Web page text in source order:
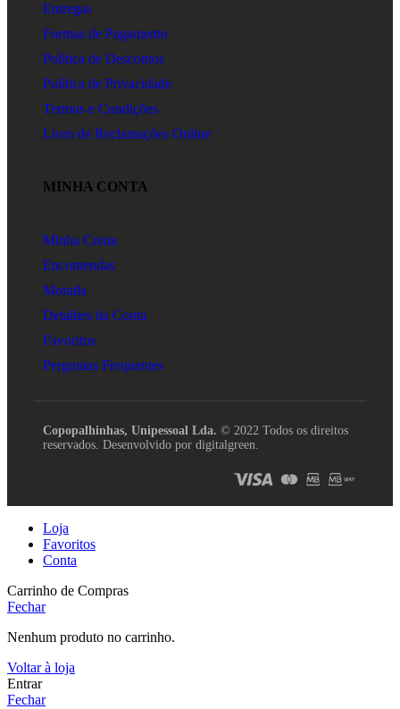
Entregas
Formas de Pagamento
Política de Descontos
Política de Privacidade
Termos e Condições
Livro de Reclamações Online
MINHA CONTA
Minha Conta
Encomendas
Morada
Detalhes da Conta
Favoritos
Perguntas Frequentes
Copopalhinhas, Unipessoal Lda. © 2022 Todos os direitos
reservados. Desenvolvido por digitalgreen.
Loja
Favoritos
Conta
Carrinho de Compras
Fechar
Nenhum produto no carrinho.
Voltar à loja
Entrar
Fechar